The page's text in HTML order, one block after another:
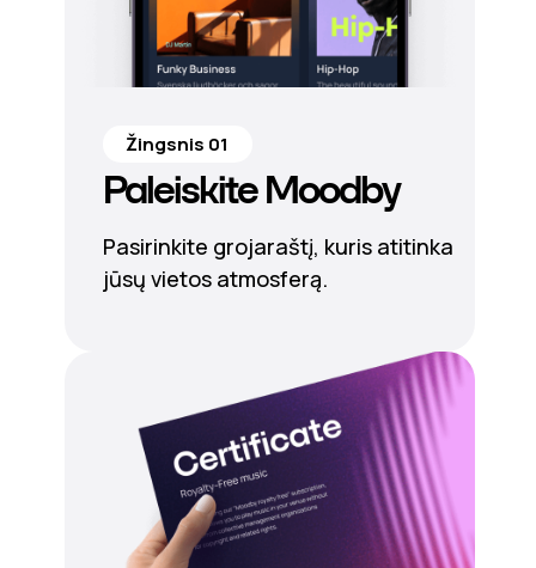
Paleiskite Moodby
Pasirinkite grojaraštį, kuris atitinka
jūsų vietos atmosferą.
Žingsnis 01